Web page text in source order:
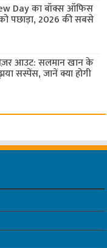
Day का बॉक्स ऑफिस
को पछाड़ा, 2026 की सबसे
आउट: सलमान खान के
सस्पेंस, जानें क्या होगी